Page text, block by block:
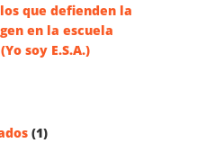
que defienden la
en la escuela
soy E.S.A.)
(1)